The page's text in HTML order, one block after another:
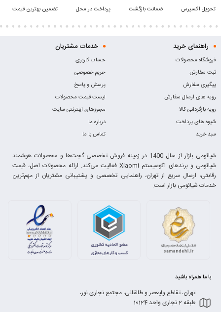
تحویل اکسپرس ضمانت بازگشت پرداخت در محل تضمین بهترین قیمت
راهنمای خرید
فروشگاه محصولات
ثبت سفارش
پیگیری سفارش
رویه های ارسال سفارش
رویه بازگردانی کالا
شیوه های پرداخت
سبد خرید
خدمات مشتریان
حساب کاربری
حریم خصوصی
پرسش و پاسخ
لیست قیمت محصولات
مجوزهای اینترنتی سایت
درباره ما
تماس با ما
شیائومی بازار از سال 1400 در زمینه فروش تخصصی گجت‌ها و محصولات هوشمند
شیائومی و برندهای اکوسیستم Xiaomi فعالیت می‌کند. ارائه محصولات اصل، قیمت
رقابتی، ارسال سریع از تهران، راهنمایی تخصصی و پشتیبانی مشتریان از مهم‌ترین
خدمات شیائومی بازار است.
با ما همراه باشید
تهران، تقاطع ولیعصر و طالقانی، مجتمع تجاری نور،
طبقه 2 تجاری واحد 10124